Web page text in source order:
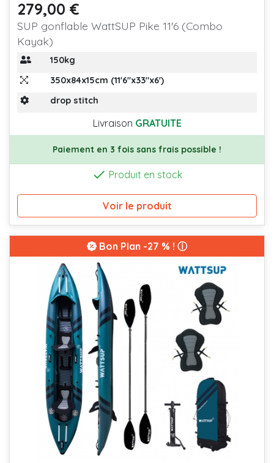
Prix
279,00 €
SUP gonflable WattSUP Pike 11'6 (Combo
Kayak)
150kg
350x84x15cm (11'6"x33"x6')
drop stitch
Livraison GRATUITE
Paiement en 3 fois sans frais possible !
 Produit en stock
Voir le produit
Bon Plan -27 % ! ⓘ